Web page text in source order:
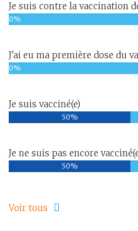
Je suis contre la vaccination
0%
J'ai eu ma première dose du
0%
Je suis vacciné(e)
50%
Je ne suis pas encore
50%
Voir tous